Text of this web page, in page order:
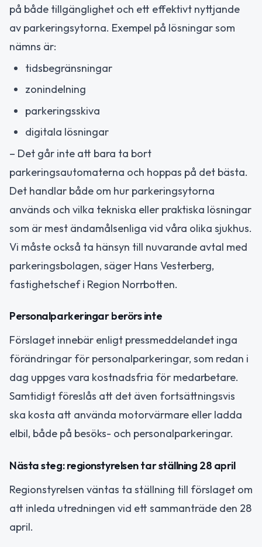
på både tillgänglighet och ett effektivt nyttjande
av parkeringsytorna. Exempel på lösningar som
nämns är:
tidsbegränsningar
zonindelning
parkeringsskiva
digitala lösningar
– Det går inte att bara ta bort
parkeringsautomaterna och hoppas på det bästa.
Det handlar både om hur parkeringsytorna
används och vilka tekniska eller praktiska lösningar
som är mest ändamålsenliga vid våra olika sjukhus.
Vi måste också ta hänsyn till nuvarande avtal med
parkeringsbolagen, säger Hans Vesterberg,
fastighetschef i Region Norrbotten.
Personalparkeringar berörs inte
Förslaget innebär enligt pressmeddelandet inga
förändringar för personalparkeringar, som redan i
dag uppges vara kostnadsfria för medarbetare.
Samtidigt föreslås att det även fortsättningsvis
ska kosta att använda motorvärmare eller ladda
elbil, både på besöks- och personalparkeringar.
Nästa steg: regionstyrelsen tar ställning 28 april
Regionstyrelsen väntas ta ställning till förslaget om
att inleda utredningen vid ett sammanträde den 28
april.